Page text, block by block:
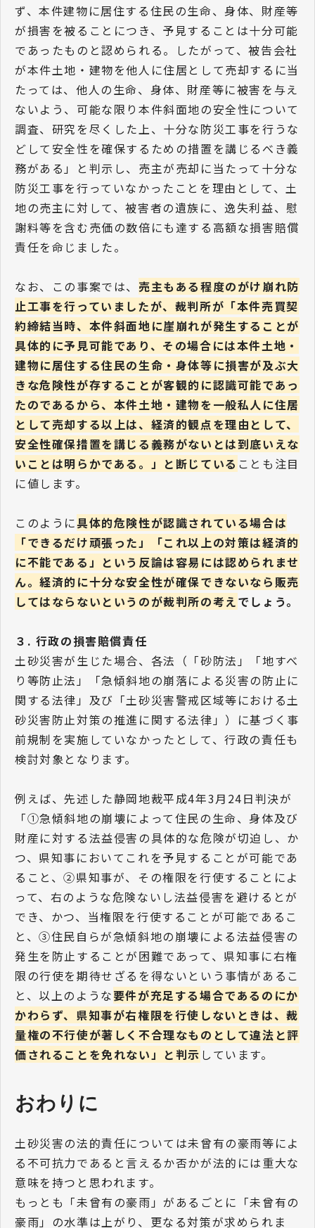
ず、本件建物に居住する住民の生命、身体、財産等
が損害を被ることにつき、予見することは十分可能
であったものと認められる。したがって、被告会社
が本件土地・建物を他人に住居として売却するに当
たっては、他人の生命、身体、財産等に被害を与え
ないよう、可能な限り本件斜面地の安全性について
調査、研究を尽くした上、十分な防災工事を行うな
どして安全性を確保するための措置を講じるべき義
務がある」と判示し、売主が売却に当たって十分な
防災工事を行っていなかったことを理由として、土
地の売主に対して、被害者の遺族に、逸失利益、慰
謝料等を含む売価の数倍にも達する高額な損害賠償
責任を命じました。
なお、この事案では、 売主もある程度のがけ崩れ防
止工事を行っていましたが、裁判所が「本件売買契
約締結当時、本件斜面地に崖崩れが発生することが
具体的に予見可能であり、その場合には本件土地・
建物に居住する住民の生命・身体等に損害が及ぶ大
きな危険性が存することが客観的に認識可能であっ
たのであるから、本件土地・建物を一般私人に住居
として売却する以上は、経済的観点を理由として、
安全性確保措置を講じる義務がないとは到底いえな
いことは明らかである。」と断じている ことも注目
に値します。
このように具体的危険性が認識されている場合は
「できるだけ頑張った」「これ以上の対策は経済的
に不能である」という反論は容易には認められませ
ん。経済的に十分な安全性が確保できないなら販売
してはならないというのが裁判所の考えでしょう。
３. 行政の損害賠償責任
土砂災害が生じた場合、各法（「砂防法」「地すべ
り等防止法」「急傾斜地の崩落による災害の防止に
関する法律」及び「土砂災害警戒区域等における土
砂災害防止対策の推進に関する法律」）に基づく事
前規制を実施していなかったとして、行政の責任も
検討対象となります。
例えば、先述した静岡地裁平成4年3月24日判決が
「①急傾斜地の崩壊によって住民の生命、身体及び
財産に対する法益侵害の具体的な危険が切迫し、か
つ、県知事においてこれを予見することが可能であ
ること、②県知事が、その権限を行使することによ
って、右のような危険ないし法益侵害を避けるとが
でき、かつ、当権限を行使することが可能であるこ
と、③住民自らが急傾斜地の崩壊による法益侵害の
発生を防止することが困難であって、県知事に右権
限の行使を期待せざるを得ないという事情があるこ
と、以上のような要件が充足する場合であるのにか
かわらず、県知事が右権限を行使しないときは、裁
量権の不行使が著しく不合理なものとして違法と評
価されることを免れない」と判示 しています。
おわりに
土砂災害の法的責任については未曾有の豪雨等によ
る不可抗力であると言えるか否かが法的には重大な
意味を持つと思われます。
もっとも「未曾有の豪雨」があるごとに「未曾有の
豪雨」の水準は上がり、更なる対策が求められま